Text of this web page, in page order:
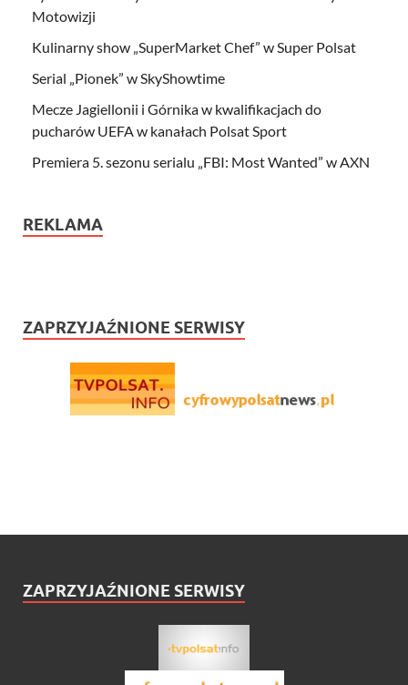
Motowizji
Kulinarny show „SuperMarket Chef” w Super Polsat
Serial „Pionek” w SkyShowtime
Mecze Jagiellonii i Górnika w kwalifikacjach do
pucharów UEFA w kanałach Polsat Sport
Premiera 5. sezonu serialu „FBI: Most Wanted” w AXN
REKLAMA
ZAPRZYJAŹNIONE SERWISY
ZAPRZYJAŹNIONE SERWISY